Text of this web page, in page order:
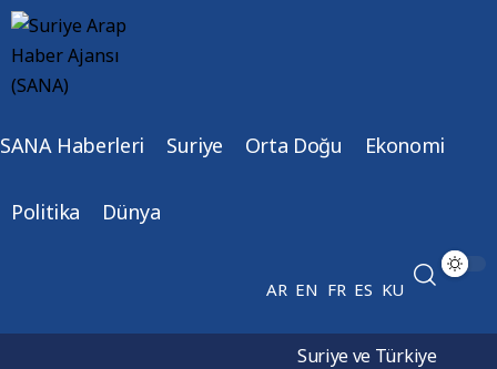
SANA Haberleri Suriye Orta Doğu Ekonomi
Politika Dünya
AR EN FR ES KU
Suriye ve Türkiye